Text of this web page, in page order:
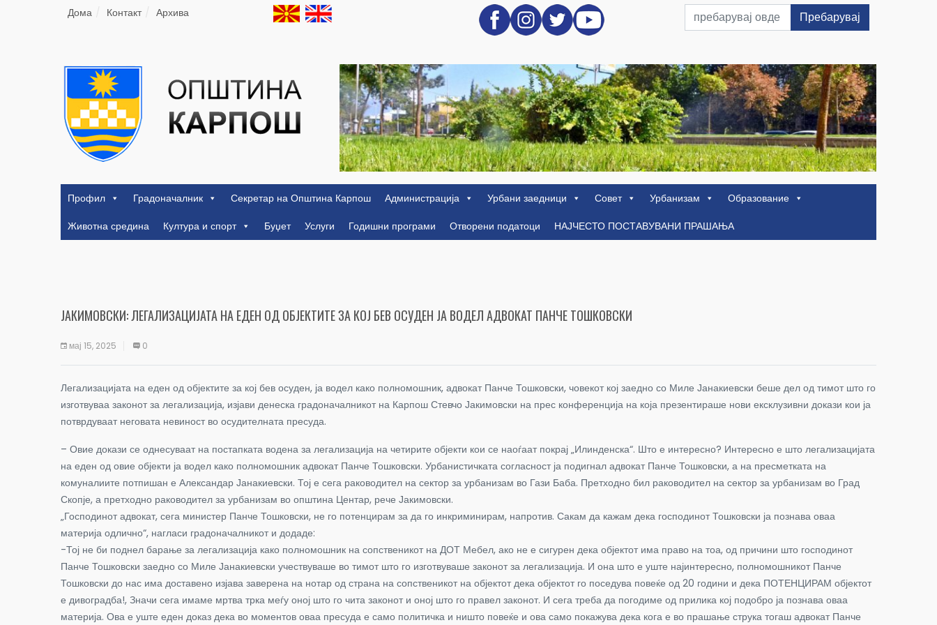
Дома Контакт Архива Пребарувај
Профил Градоначалник Секретар на Општина Карпош Администрација Урбани заедници Совет Урбанизам
Образование
Животна средина
Култура и спорт Буџет Услуги Годишни програми Отворени податоци НАЈЧЕСТО ПОСТАВУВАНИ ПРАШАЊА
ЈАКИМОВСКИ: ЛЕГАЛИЗАЦИЈАТА НА ЕДЕН ОД ОБЈЕКТИТЕ ЗА КОЈ БЕВ ОСУДЕН ЈА ВОДЕЛ АДВОКАТ ПАНЧЕ ТОШКОВСКИ
мај 15, 2025 0
Легализацијата на еден од објектите за кој бев осуден, ја водел како полномошник, адвокат Панче Тошковски, човекот кој заедно со Миле Јанакиевски беше дел од тимот што го
изготвуваа законот за легализација, изјави денеска градоначалникот на Карпош Стевчо Јакимовски на прес конференција на која презентираше нови ексклузивни докази кои ја
потврдуваат неговата невиност во осудителната пресуда.
– Овие докази се однесуваат на постапката водена за легализација на четирите објекти кои се наоѓаат покрај „Илинденска“. Што е интересно? Интересно е што легализацијата
на еден од овие објекти ја водел како полномошник адвокат Панче Тошковски. Урбанистичката согласност ја подигнал адвокат Панче Тошковски, а на пресметката на
комуналиите потпишан е Александар Јанакиевски. Тој е сега раководител на сектор за урбанизам во Гази Баба. Претходно бил раководител на сектор за урбанизам во Град
Скопје, а претходно раководител за урбанизам во општина Центар, рече Јакимовски.
„Господинот адвокат, сега министер Панче Тошковски, не го потенцирам за да го инкриминирам, напротив. Сакам да кажам дека господинот Тошковски ја познава оваа
материја одлично“, нагласи градоначалникот и додаде:
-Тој не би поднел барање за легализација како полномошник на сопственикот на ДОТ Мебел, ако не е сигурен дека објектот има право на тоа, од причини што господинот
Панче Тошковски заедно со Миле Јанакиевски учествуваше во тимот што го изготвуваше законот за легализација. И она што е уште најинтересно, полномошникот Панче
Тошковски до нас има доставено изјава заверена на нотар од страна на сопственикот на објектот дека објектот го поседува повеќе од 20 години и дека ПОТЕНЦИРАМ објектот
е дивоградба!, Значи сега имаме мртва трка меѓу оној што го чита законот и оној што го правел законот. И сега треба да погодиме од прилика кој подобро ја познава оваа
материја. Ова е уште еден доказ дека во моментов оваа пресуда е само политичка и ништо повеќе и ова само покажува дека кога е во прашање струка тогаш адвокат Панче